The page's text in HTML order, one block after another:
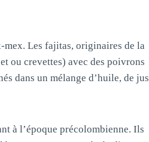
Les fajitas, originaires de la
ou crevettes) avec des poivrons
dans un mélange d’huile, de jus
à l’époque précolombienne. Ils